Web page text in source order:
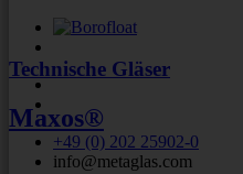
+49 (0) 202 25902-0
info@metaglas.com
Technische Gläser
Maxos®